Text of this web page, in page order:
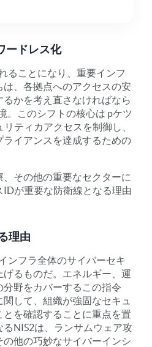
ードレス化
ることになり、重要インフ
、各拠点へのアクセスの安
かを考え直さなければなら
。このシフトの核心は pケツ
リティ カアクセスを制御し、
ライアンスを達成するための
その他の重要なセクターに
IDが重要な防衛線となる理由
理由
ンフラ全体のサイバーセキ
げるものだ。エネルギー、運
野をカバーするこの指令
して、組織が強固なセキュ
とを確認することに重点を置
NIS2は、ランサムウェア攻
他の巧妙なサイバーインシ